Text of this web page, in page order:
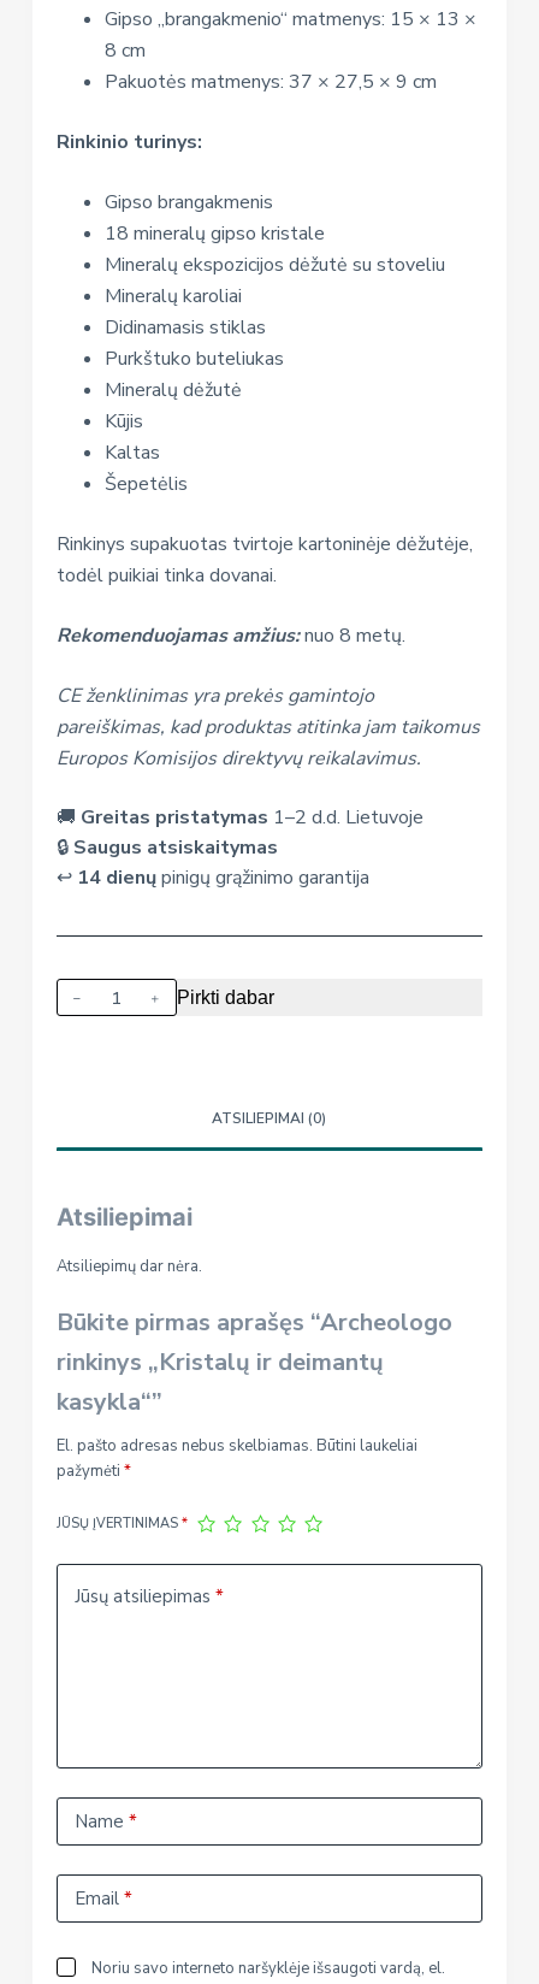
Gipso „brangakmenio“ matmenys: 15 × 13 ×
8 cm
Pakuotės matmenys: 37 × 27,5 × 9 cm
Rinkinio turinys:
Gipso brangakmenis
18 mineralų gipso kristale
Mineralų ekspozicijos dėžutė su stoveliu
Mineralų karoliai
Didinamasis stiklas
Purkštuko buteliukas
Mineralų dėžutė
Kūjis
Kaltas
Šepetėlis
Rinkinys supakuotas tvirtoje kartoninėje dėžutėje,
todėl puikiai tinka dovanai.
Rekomenduojamas amžius:nuo 8 metų.
CE ženklinimas yra prekės gamintojo
pareiškimas, kad produktas atitinka jam taikomus
Europos Komisijos direktyvų reikalavimus.
🚚 Greitas pristatymas 1–2 d.d. Lietuvoje
🔒 Saugus atsiskaitymas
↩️ 14 dienųpinigų grąžinimo garantija
produkto
kiekis:
Pirkti dabar
ATSILIEPIMAI (0)
Atsiliepimai
Atsiliepimų dar nėra.
Būkite pirmas aprašęs “Archeologo
rinkinys „Kristalų ir deimantų
kasykla“”
El. pašto adresas nebus skelbiamas. Būtini laukeliai
pažymėti *
JŪSŲ ĮVERTINIMAS *
Jūsų atsiliepimas *
Name *
Email*
Noriu savo interneto naršyklėje išsaugoti vardą, el.